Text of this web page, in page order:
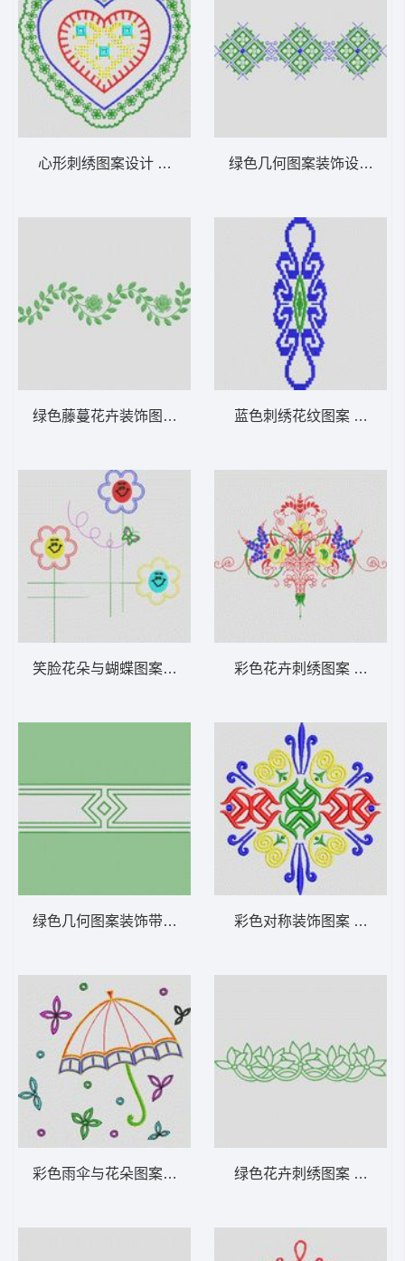
心形刺绣图案设计 植物花型
绿色藤蔓花卉装饰图案 植物花型
笑脸花朵与蝴蝶图案 植物花型
绿色几何图案装饰带 植物花型
彩色雨伞与花朵图案 植物花型
绿色几何图案装饰设计 植
蓝色刺绣花纹图案 植物花
彩色花卉刺绣图案 植物花
彩色对称装饰图案 植物花
绿色花卉刺绣图案 植物花